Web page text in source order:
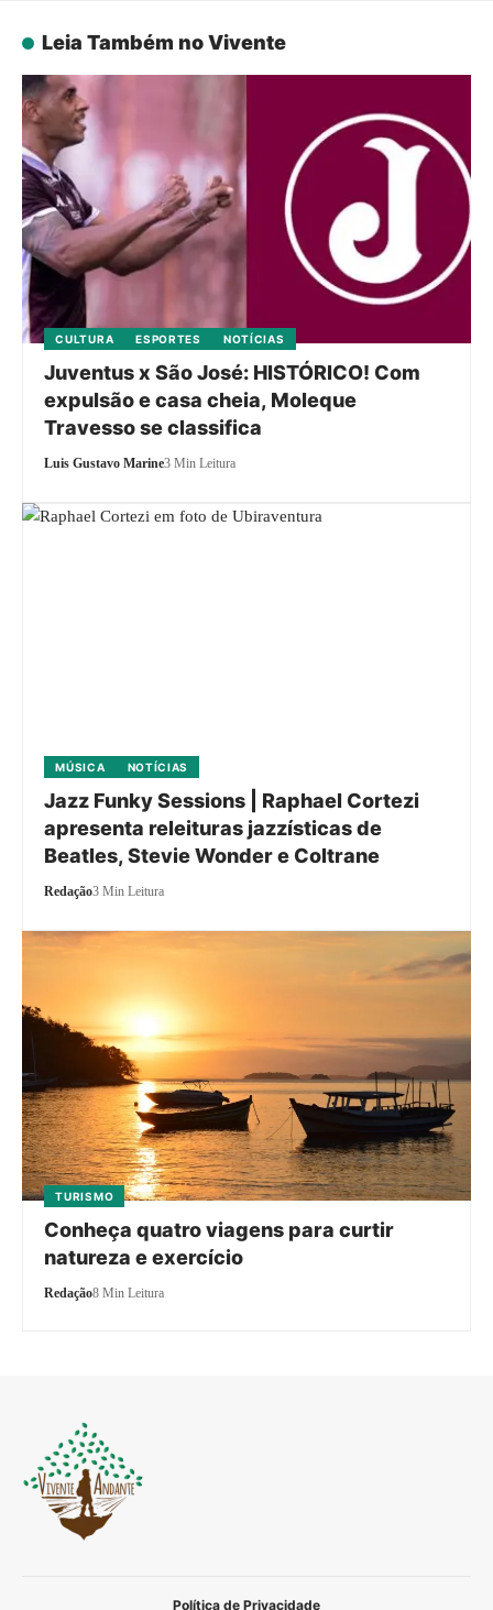
Leia Também no Vivente
CULTURA ESPORTES NOTÍCIAS
Juventus x São José: HISTÓRICO! Com
expulsão e casa cheia, Moleque
Travesso se classifica
Luis Gustavo Marine3 Min Leitura
MÚSICA NOTÍCIAS
Jazz Funky Sessions | Raphael Cortezi
apresenta releituras jazzísticas de
Beatles, Stevie Wonder e Coltrane
Redação3 Min Leitura
TURISMO
Conheça quatro viagens para curtir
natureza e exercício
Redação8 Min Leitura
Política de Privacidade